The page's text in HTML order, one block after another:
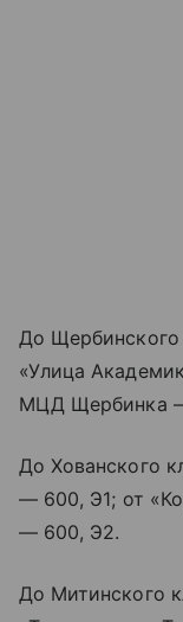
До Щербинского
«Улица
МЦД Щербинка
До Хованского
— 600, Э1; от
— 600, Э2.
До Митинского